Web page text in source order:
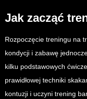
Jak zacząć
Rozpoczęcie treningu na
kondycji i zabawę
kilku podstawowych
prawidłowej techniki
kontuzji i uczyni trening